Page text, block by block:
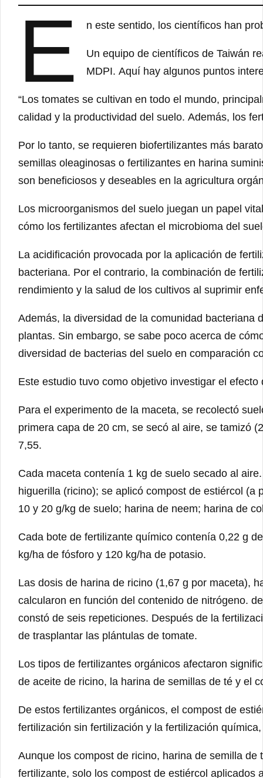
E n este sentido, los científicos han
Un equipo de científicos de Taiwán
MDPI. Aquí hay algunos puntos
“Los tomates se cultivan en todo el mundo,
calidad y la productividad del suelo. Además, los
Por lo tanto, se requieren biofertilizantes más
semillas oleaginosas o fertilizantes en harina
son beneficiosos y deseables en la agricultura
Los microorganismos del suelo juegan un papel
cómo los fertilizantes afectan el microbioma del
La acidificación provocada por la aplicación de
bacteriana. Por el contrario, la combinación de
rendimiento y la salud de los cultivos al suprimir
Además, la diversidad de la comunidad bacteriana
plantas. Sin embargo, se sabe poco acerca de
diversidad de bacterias del suelo en comparación
Este estudio tuvo como objetivo investigar el
Para el experimento de la maceta, se recolectó
primera capa de 20 cm, se secó al aire, se tamizó
7,55.
Cada maceta contenía 1 kg de suelo secado al
higuerilla (ricino); se aplicó compost de estiércol
10 y 20 g/kg de suelo; harina de neem; harina de
Cada bote de fertilizante químico contenía 0,22 g
kg/ha de fósforo y 120 kg/ha de potasio.
Las dosis de harina de ricino (1,67 g por maceta),
calcularon en función del contenido de nitrógeno.
constó de seis repeticiones. Después de la
de trasplantar las plántulas de tomate.
Los tipos de fertilizantes orgánicos afectaron
de aceite de ricino, la harina de semillas de té y el
De estos fertilizantes orgánicos, el compost de
fertilización sin fertilización y la fertilización
Aunque los compost de ricino, harina de semilla
fertilizante, solo los compost de estiércol